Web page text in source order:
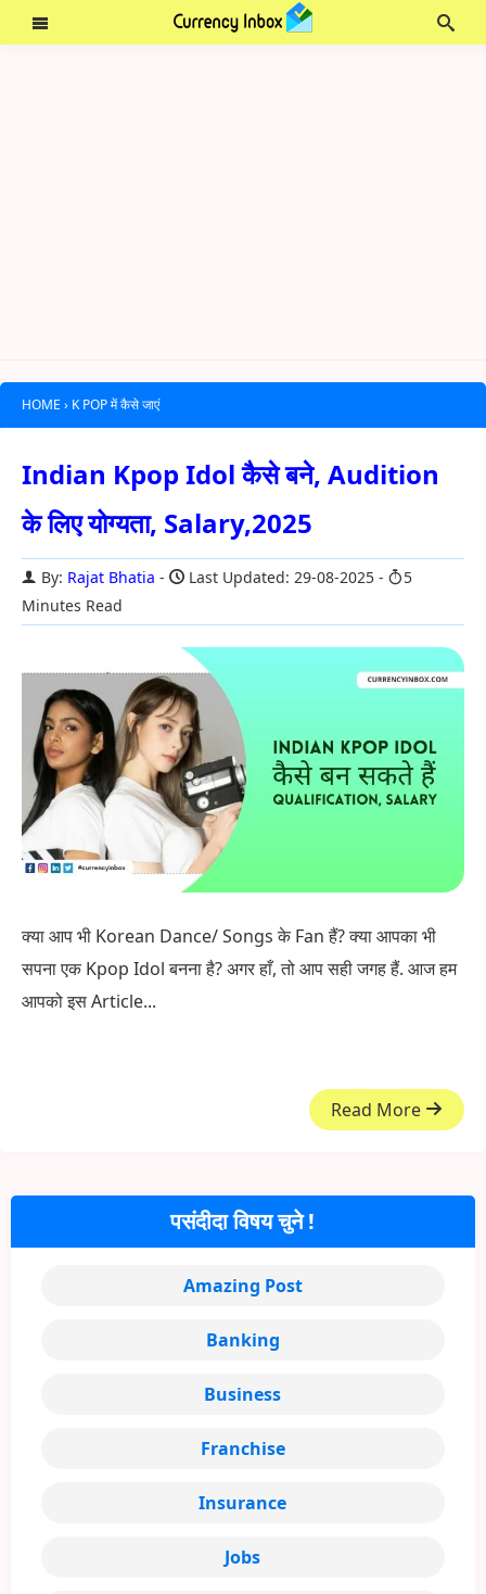
HOME › K POP में कैसे जाएं
Indian Kpop Idol कैसे बने, Audition
के लिए योग्यता, Salary,2025
By: Rajat Bhatia Last Updated: 29-08-2025
5
Minutes Read
क्या आप भी Korean Dance/ Songs के Fan हैं? क्या आपका भी
सपना एक Kpop Idol बनना है? अगर हाँ, तो आप सही जगह हैं. आज हम
आपको इस Article...
Read More
पसंदीदा विषय चुने !
Amazing Post
Banking
Business
Franchise
Insurance
Jobs